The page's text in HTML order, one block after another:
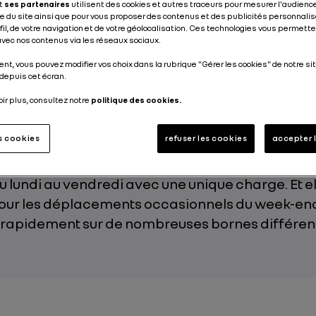
Publié le 12.05.2021
autonomie, sa polyvalence de recharge et
Renault Twingo Electric accompagne
Elle peut facilement assumer des
lundi au vendredi avec une unique charge. Et
les déplacements occasionnels du week-
sur de nombreuses bornes
ses partenaires utilisent des cookies et autres traceurs pour mesurer
du site ainsi que pour vous proposer des contenus et des publicités
de votre navigation et de votre géolocalisation. Ces technologies vous
nos contenus via les réseaux sociaux.
vous pouvez modifier vos choix dans la rubrique "Gérer les cookies" de notre
cet écran.
plus, consultez notre politique des cookies.
cookies refuser les cookies accepter